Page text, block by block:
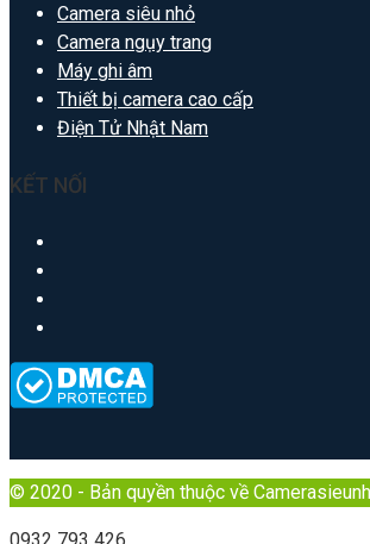
Camera siêu nhỏ
Camera ngụy trang
Máy ghi âm
Thiết bị camera cao cấp
Điện Tử Nhật Nam
KẾT NỐI
© 2020 - Bản quyền thuộc về